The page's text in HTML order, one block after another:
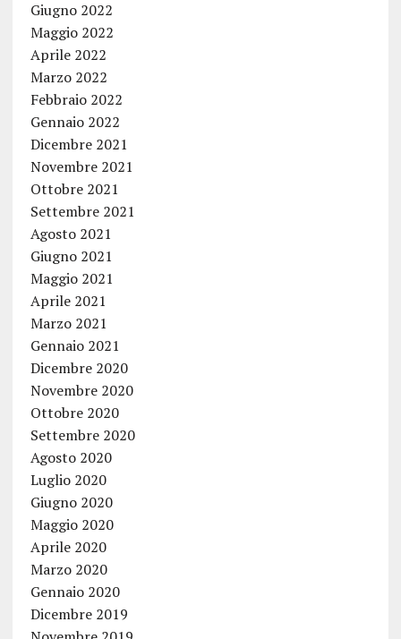
Giugno 2022
Maggio 2022
Aprile 2022
Marzo 2022
Febbraio 2022
Gennaio 2022
Dicembre 2021
Novembre 2021
Ottobre 2021
Settembre 2021
Agosto 2021
Giugno 2021
Maggio 2021
Aprile 2021
Marzo 2021
Gennaio 2021
Dicembre 2020
Novembre 2020
Ottobre 2020
Settembre 2020
Agosto 2020
Luglio 2020
Giugno 2020
Maggio 2020
Aprile 2020
Marzo 2020
Gennaio 2020
Dicembre 2019